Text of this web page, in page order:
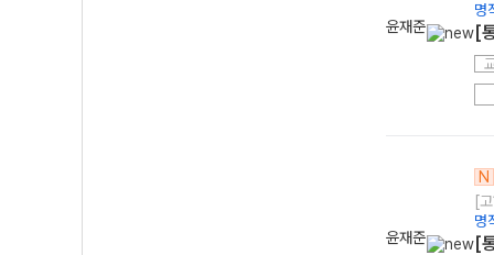
윤재준
명
[
윤재준
N
[
명
[